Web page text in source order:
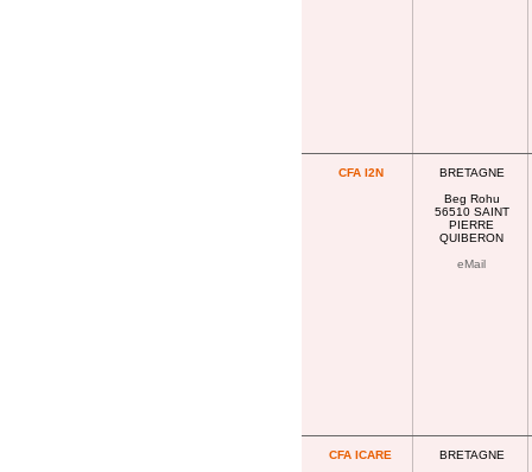
CFA I2N
BRETAGNE
Beg Rohu
56510 SAINT
PIERRE
QUIBERON
eMail
CFA ICARE
BRETAGNE